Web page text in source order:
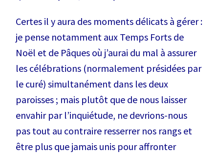
Certes il y aura des moments délicats à gérer :
je pense notamment aux Temps Forts de
Noël et de Pâques où j’aurai du mal à assurer
les célébrations (normalement présidées par
le curé) simultanément dans les deux
paroisses ; mais plutôt que de nous laisser
envahir par l’inquiétude, ne devrions-nous
pas tout au contraire resserrer nos rangs et
être plus que jamais unis pour affronter